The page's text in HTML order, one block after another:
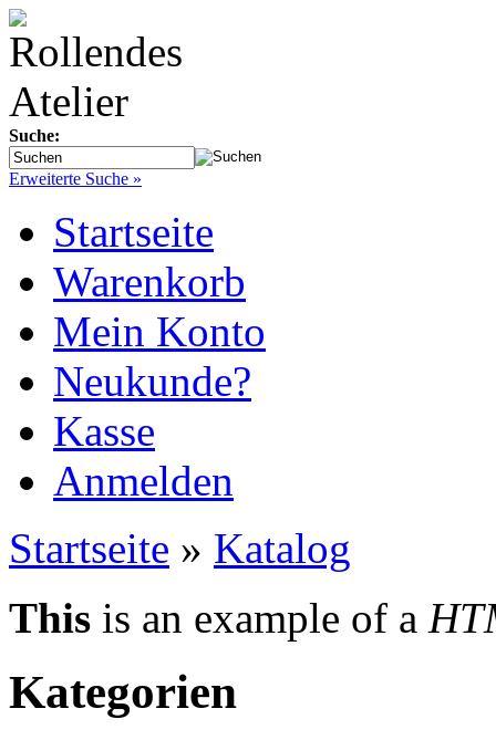
Suche:
Erweiterte Suche »
Startseite
Warenkorb
Mein Konto
Neukunde?
Kasse
Anmelden
Startseite » Katalog
This is an example of a
Kategorien